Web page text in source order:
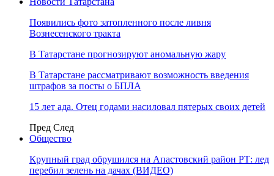
Появились фото затопленного после ливня
Вознесенского тракта
В Татарстане прогнозируют аномальную жару
В Татарстане рассматривают возможность введения
штрафов за посты о БПЛА
15 лет ада. Отец годами насиловал пятерых своих детей
Пред След
Общество
Крупный град обрушился на Апастовский район РТ: лед
перебил зелень на дачах (ВИДЕО)